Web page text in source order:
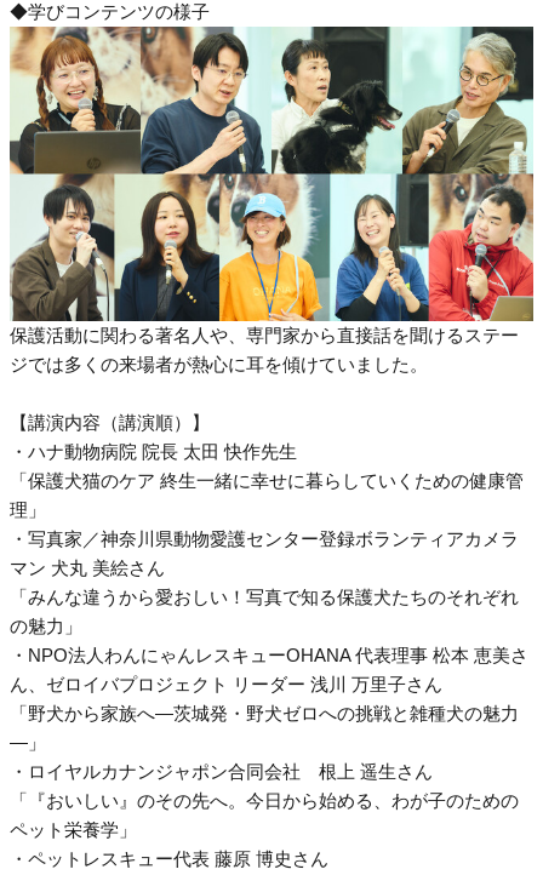
◆学びコンテンツの様子
保護活動に関わる著名人や、専門家から直接話を聞けるステー
ジでは多くの来場者が熱心に耳を傾けていました。
【講演内容（講演順）】
・ハナ動物病院 院長 太田 快作先生
「保護犬猫のケア 終生一緒に幸せに暮らしていくための健康管
理」
・写真家／神奈川県動物愛護センター登録ボランティアカメラ
マン 犬丸 美絵さん
「みんな違うから愛おしい！写真で知る保護犬たちのそれぞれ
の魅力」
・NPO法人わんにゃんレスキューOHANA 代表理事 松本 恵美さ
ん、ゼロイバプロジェクト リーダー 浅川 万里子さん
「野犬から家族へ―茨城発・野犬ゼロへの挑戦と雑種犬の魅力
―」
・ロイヤルカナンジャポン合同会社 根上 遥生さん
「『おいしい』のその先へ。今日から始める、わが子のための
ペット栄養学」
・ペットレスキュー代表 藤原 博史さん